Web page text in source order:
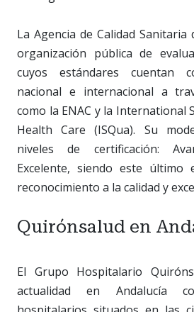
La Agencia de Calidad Sanitaria
organización pública de
cuyos estándares cuentan
nacional e internacional a
como la ENAC y la International
Health Care (ISQua). Su
niveles de certificación:
Excelente, siendo este último
reconocimiento a la calidad y
Quirónsalud en
El Grupo Hospitalario
actualidad en Andalucía